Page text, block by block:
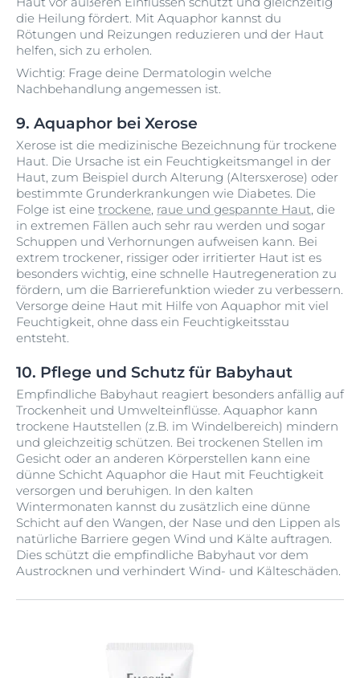
die Heilung fördert. Mit Aquaphor kannst du
Rötungen und Reizungen reduzieren und der Haut
helfen, sich zu erholen.
Wichtig: Frage deine Dermatologin welche
Nachbehandlung angemessen ist.
9. Aquaphor bei Xerose
Xerose ist die medizinische Bezeichnung für trockene
Haut. Die Ursache ist ein Feuchtigkeitsmangel in der
Haut, zum Beispiel durch Alterung (Altersxerose) oder
bestimmte Grunderkrankungen wie Diabetes. Die
Folge ist eine trockene, raue und gespannte Haut, die
in extremen Fällen auch sehr rau werden und sogar
Schuppen und Verhornungen aufweisen kann. Bei
extrem trockener, rissiger oder irritierter Haut ist es
besonders wichtig, eine schnelle Hautregeneration zu
fördern, um die Barrierefunktion wieder zu verbessern.
Versorge deine Haut mit Hilfe von Aquaphor mit viel
Feuchtigkeit, ohne dass ein Feuchtigkeitsstau
entsteht.
10. Pflege und Schutz für Babyhaut
Empfindliche Babyhaut reagiert besonders anfällig auf
Trockenheit und Umwelteinflüsse. Aquaphor kann
trockene Hautstellen (z.B. im Windelbereich) mindern
und gleichzeitig schützen. Bei trockenen Stellen im
Gesicht oder an anderen Körperstellen kann eine
dünne Schicht Aquaphor die Haut mit Feuchtigkeit
versorgen und beruhigen. In den kalten
Wintermonaten kannst du zusätzlich eine dünne
Schicht auf den Wangen, der Nase und den Lippen als
natürliche Barriere gegen Wind und Kälte auftragen.
Dies schützt die empfindliche Babyhaut vor dem
Austrocknen und verhindert Wind- und Kälteschäden.